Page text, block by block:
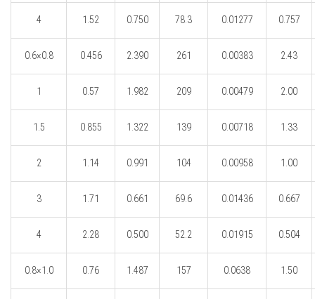
4 1.52 0.750 78.3 0.01277 0.757
0.6×0.8 0.456 2.390 261 0.00383 2.43
1 0.57 1.982 209 0.00479 2.00
1.5 0.855 1.322 139 0.00718 1.33
2 1.14 0.991 104 0.00958 1.00
3 1.71 0.661 69.6 0.01436 0.667
4 2.28 0.500 52.2 0.01915 0.504
0.8×1.0 0.76 1.487 157 0.0638 1.50